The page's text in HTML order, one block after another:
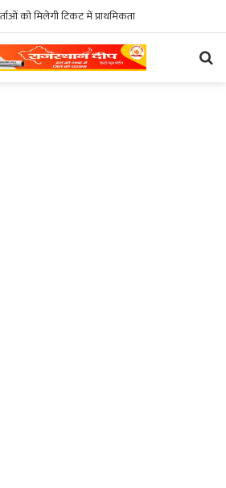
को मिलेगी टिकट में प्राथमिकता